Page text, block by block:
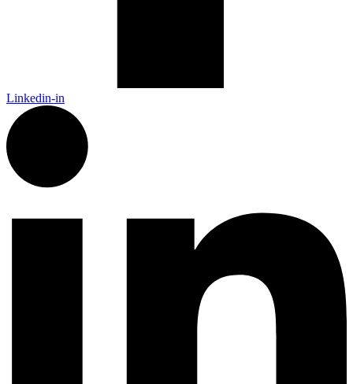
Linkedin-in